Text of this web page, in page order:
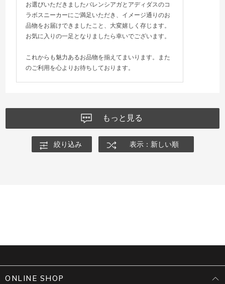
お選びいただきましたバレンシアガとアディダスのコ
ラボスニーカーにご満足いただき、イメージ通りのお
品物をお届けできましたこと、大変嬉しく存じます。
お気に入りの一足となりましたら幸いでございます。
これからも魅力あるお品物を揃えてまいります。また
のご利用を心よりお待ちしております。
もっと見る
絞り込み 表示：新しい順
ONLINE SHOP